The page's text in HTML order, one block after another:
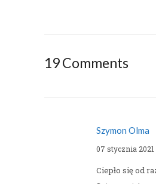
19 Comments
Szymon Olma
07 stycznia 2021
Ciepło się od